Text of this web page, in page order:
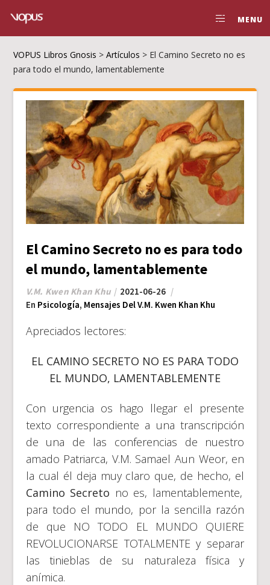
MENU
VOPUS Libros Gnosis >Artículos > El Camino Secreto no es
para todo el mundo, lamentablemente
El Camino Secreto no es para todo
el mundo, lamentablemente
V.M. Kwen Khan Khu
2021-06-26
En Psicología, Mensajes Del V.M. Kwen Khan Khu
Apreciados lectores:
EL CAMINO SECRETO NO ES PARA TODO
EL MUNDO, LAMENTABLEMENTE
Con urgencia os hago llegar el presente
texto correspondiente a una transcripción
de una de las conferencias de nuestro
amado Patriarca, V.M. Samael Aun Weor, en
la cual él deja muy claro que, de hecho, el
Camino Secreto no es, lamentablemente,
para todo el mundo, por la sencilla razón
de que NO TODO EL MUNDO QUIERE
REVOLUCIONARSE TOTALMENTE y separar
las tinieblas de su naturaleza física y
anímica.